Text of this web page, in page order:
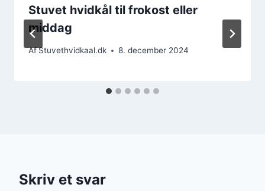
Stuvet hvidkål til frokost eller
middag
AfStuvethvidkaal.dk 8. december 2024
Skriv et svar